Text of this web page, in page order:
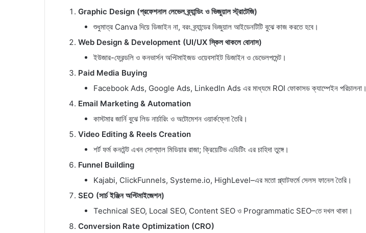
Graphic Design (প্রফেশনাল লেভেল ব্র্যান্ডিং ও ভিজুয়াল স্ট্রাটেজি)
শুধুমাত্র Canva দিয়ে ডিজাইন না, বরং ব্র্যান্ডের ভিজুয়াল আইডেনটিটি বুঝে কাজ করতে হবে।
Web Design & Development (UI/UX স্কিল থাকলে বোনাস)
ইউজার-ফ্রেন্ডলি ও কনভার্সন অপ্টিমাইজড ওয়েবসাইট ডিজাইন ও ডেভেলপমেন্ট।
Paid Media Buying
Facebook Ads, Google Ads, LinkedIn Ads এর মাধ্যমে ROI ফোকাসড ক্যাম্পেইন পরিচালনা।
Email Marketing & Automation
কাস্টমার জার্নি বুঝে লিড নার্চারিং ও অটোমেশন ওয়ার্কফ্লো তৈরি।
Video Editing & Reels Creation
শর্ট ফর্ম কনটেন্ট এখন সোশ্যাল মিডিয়ার রাজা; ক্রিয়েটিভ এডিটিং এর চাহিদা তুঙ্গে।
Funnel Building
Kajabi, ClickFunnels, Systeme.io, HighLevel–এর মতো প্ল্যাটফর্মে সেলস ফানেল তৈরি।
SEO (সার্চ ইঞ্জিন অপ্টিমাইজেশন)
Technical SEO, Local SEO, Content SEO ও Programmatic SEO–তে দখল থাকা।
Conversion Rate Optimization (CRO)